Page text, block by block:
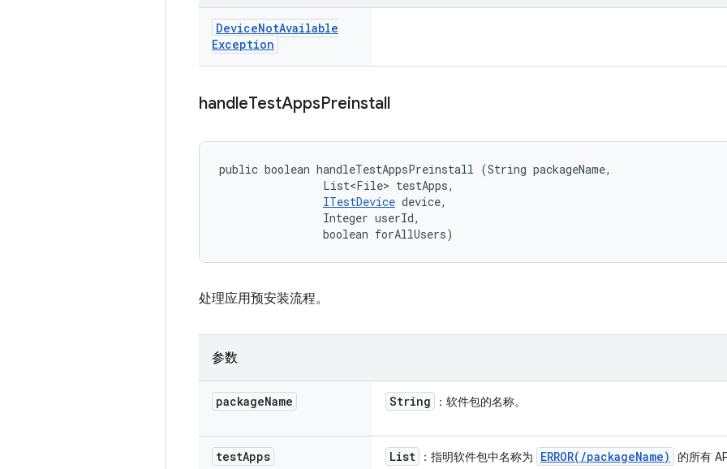
DeviceNotAvailable
Exception
handleTestAppsPreinstall
public boolean handleTestAppsPreinstall (String packageName,
                List<File> testApps,
ITestDevice device,
                Integer userId,
                boolean forAllUsers)
处理应用预安装流程。
参数
packageName String ：软件包的名称。
testApps List ：指明软件包中名称为 ERROR( /packageName) 的所有